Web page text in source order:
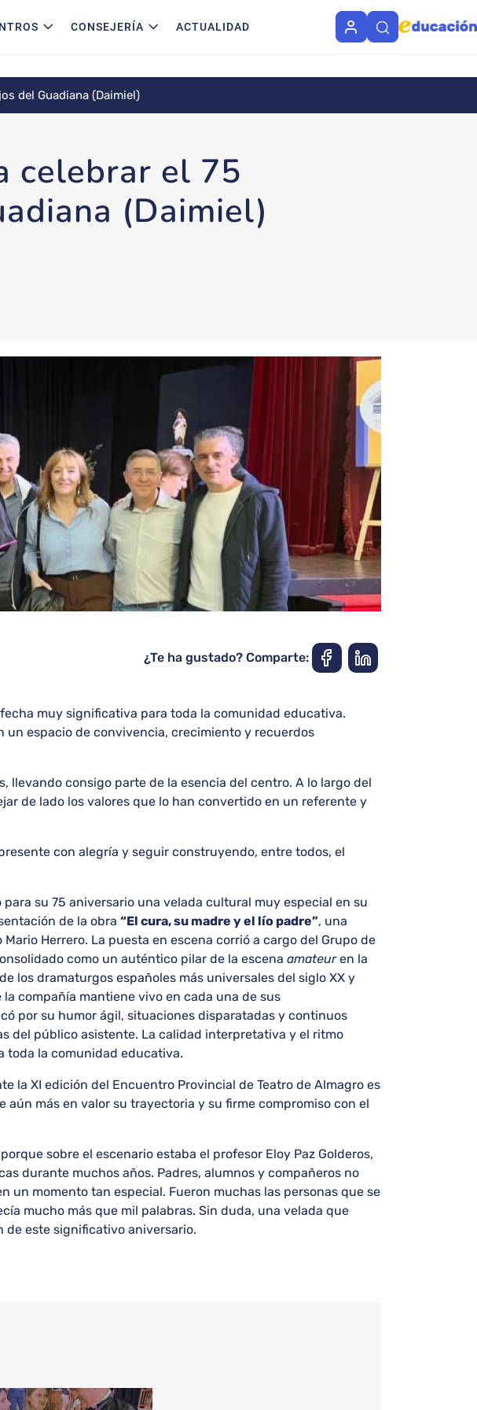
CONSEJERÍA ACTUALIDAD
del Guadiana (Daimiel)
celebrar el 75
(Daimiel)
¿Te ha gustado? Comparte:
muy significativa para toda la comunidad educativa.
un espacio de convivencia, crecimiento y recuerdos
llevando consigo parte de la esencia del centro. A lo largo del
de lado los valores que lo han convertido en un referente y
con alegría y seguir construyendo, entre todos, el
su 75 aniversario una velada cultural muy especial en su
de la obra “El cura, su madre y el lío padre”, una
Herrero. La puesta en escena corrió a cargo del Grupo de
como un auténtico pilar de la escena amateuren la
los dramaturgos españoles más universales del siglo XX y
compañía mantiene vivo en cada una de sus
por su humor ágil, situaciones disparatadas y continuos
del público asistente. La calidad interpretativa y el ritmo
toda la comunidad educativa.
la XI edición del Encuentro Provincial de Teatro de Almagro es
aún más en valor su trayectoria y su firme compromiso con el
sobre el escenario estaba el profesor Eloy Paz Golderos,
durante muchos años. Padres, alumnos y compañeros no
momento tan especial. Fueron muchas las personas que se
mucho más que mil palabras. Sin duda, una velada que
este significativo aniversario.